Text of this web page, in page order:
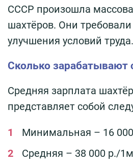
СССР произошла
шахтёров. Они
улучшения условий труда.
Сколько зарабатывают
Средняя зарплата
представляет собой
Минимальная – 16
Средняя – 38 000 р./